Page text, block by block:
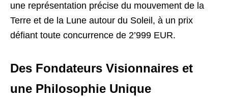
une représentation précise du mouvement de la
Terre et de la Lune autour du Soleil, à un prix
défiant toute concurrence de 2’999 EUR.
Des Fondateurs Visionnaires et
une Philosophie Unique